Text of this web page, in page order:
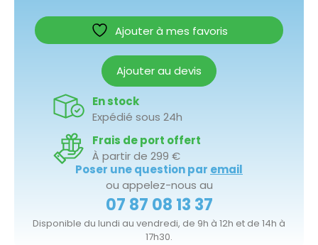
Ajouter à mes favoris
Ajouter au devis
En stock
Expédié sous 24h
Frais de port offert
À partir de 299 €
Poser une question par email
ou appelez-nous au
07 87 08 13 37
Disponible du lundi au vendredi, de 9h à 12h et de 14h à
17h30.